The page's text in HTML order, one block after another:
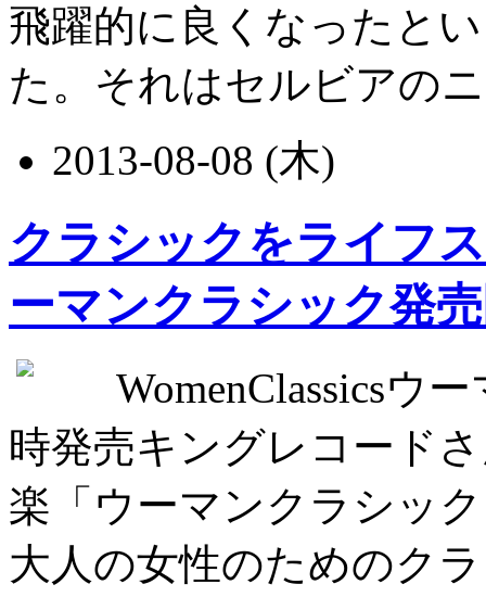
飛躍的に良くなったと
た。それはセルビアの
2013-08-08 (木)
クラシックをライフ
ーマンクラシック発
WomenClassicsウ
時発売キングレコード
楽「ウーマンクラシッ
大人の女性のためのク